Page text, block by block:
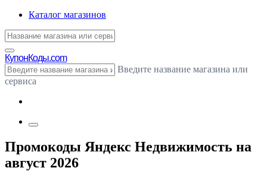
Каталог магазинов
КупонКоды.com
Введите название магазина или
сервиса
Промокоды Яндекс Недвижимость на
август 2026